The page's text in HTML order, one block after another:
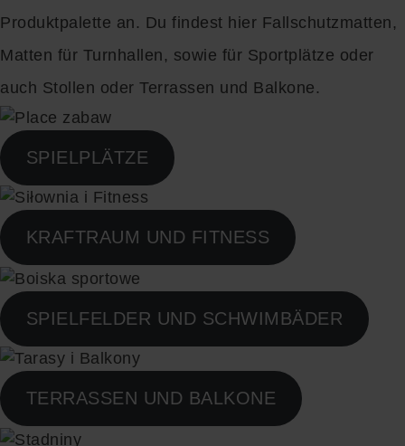
Produktpalette an. Du findest hier Fallschutzmatten,
Matten für Turnhallen, sowie für Sportplätze oder
auch Stollen oder Terrassen und Balkone.
SPIELPLÄTZE
KRAFTRAUM UND FITNESS
SPIELFELDER UND SCHWIMBÄDER
TERRASSEN UND BALKONE